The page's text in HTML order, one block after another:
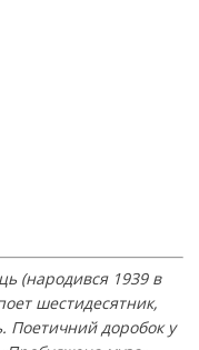
(народився 1939 в
шестидесятник,
Поетичний доробок у